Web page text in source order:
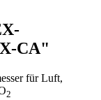
CA"
für Luft,
2